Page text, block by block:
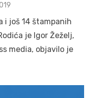
i još 14 štampanih
je Igor Žeželj,
media, objavilo je